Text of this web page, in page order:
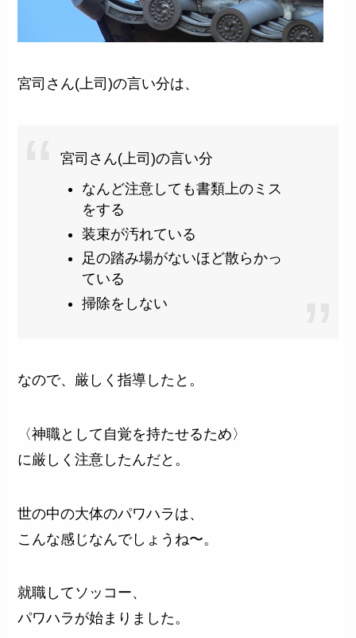
宮司さん(上司)の言い分は、
宮司さん(上司)の言い分
なんど注意しても書類上のミス
をする
装束が汚れている
足の踏み場がないほど散らかっ
ている
掃除をしない
なので、厳しく指導したと。
〈神職として自覚を持たせるため〉
に厳しく注意したんだと。
世の中の大体のパワハラは、
こんな感じなんでしょうね〜。
就職してソッコー、
パワハラが始まりました。